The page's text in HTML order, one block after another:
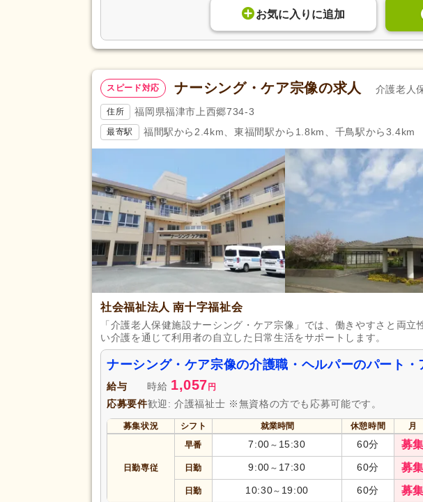
お気に入り に追加
スピード対応 ナーシング・ケア宗像の求人 介護老人
住所 福岡県福津市上西郷734-3
最寄駅 福間駅から2.4km、東福間駅から1.8km、千鳥駅から3.4km
社会福祉法人 南十字福祉会
「介護老人保健施設ナーシング・ケア宗像」では、働きやすさと両
い介護を通じて利用者の自立した日常生活をサポートします。
ナーシング・ケア宗像の介護職・ヘルパーのパート・
給与 時給 1,057円
応募要件歓迎: 介護福祉士 ※無資格の方でも応募可能です。
募集状況 シフト 就業時間 休憩時間 月
日勤専従
早番 7:00 ～ 15:30 60分 募集
日勤 9:00 ～ 17:30 60分 募集
日勤 10:30～ 19:00 60分 募集